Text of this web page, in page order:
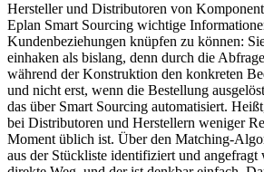
Hersteller und Distributoren von
Eplan Smart Sourcing wichtige
Kundenbeziehungen knüpfen zu können:
einhaken als bislang, denn durch die
während der Konstruktion den konkreten
und nicht erst, wenn die Bestellung
das über Smart Sourcing automatisiert.
bei Distributoren und Herstellern weniger
Moment üblich ist. Über den Matching-
aus der Stückliste identifiziert und angefragt